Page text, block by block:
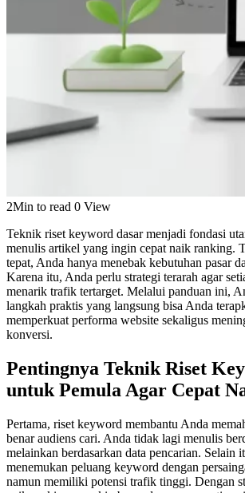
2Min to read 0 View
Teknik riset keyword dasar menjadi fondasi
menulis artikel yang ingin cepat naik ranking.
tepat, Anda hanya menebak kebutuhan pasar
Karena itu, Anda perlu strategi terarah agar
menarik trafik tertarget. Melalui panduan ini,
langkah praktis yang langsung bisa Anda
memperkuat performa website sekaligus
konversi.
Pentingnya Teknik Riset
untuk Pemula Agar Cepat
Pertama, riset keyword membantu Anda
benar audiens cari. Anda tidak lagi menulis
melainkan berdasarkan data pencarian. Selain
menemukan peluang keyword dengan
namun memiliki potensi trafik tinggi. Dengan